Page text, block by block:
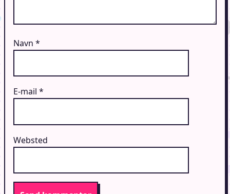
Navn *
E-mail *
Websted